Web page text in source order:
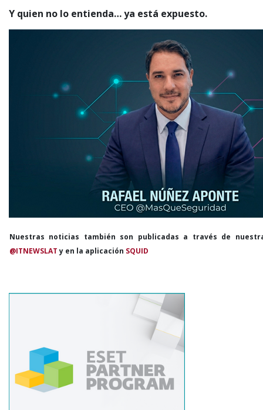
Y quien no lo entienda… ya está expuesto.
Nuestras noticias también son publicadas a través de
@ITNEWSLATy en la aplicación SQUID